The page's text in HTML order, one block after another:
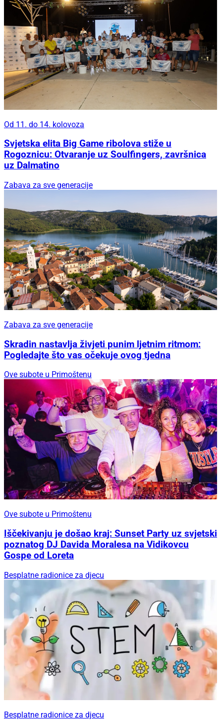
Od 11. do 14. kolovoza
Svjetska elita Big Game ribolova stiže u
Rogoznicu: Otvaranje uz Soulfingers, završnica
uz Dalmatino
Zabava za sve generacije
Zabava za sve generacije
Skradin nastavlja živjeti punim ljetnim ritmom:
Pogledajte što vas očekuje ovog tjedna
Ove subote u Primoštenu
Ove subote u Primoštenu
Iščekivanju je došao kraj: Sunset Party uz svjetski
poznatog DJ Davida Moralesa na Vidikovcu
Gospe od Loreta
Besplatne radionice za djecu
Besplatne radionice za djecu